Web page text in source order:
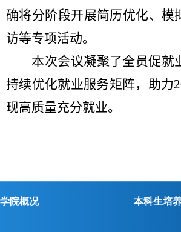
确将分阶段开展简历优化、模
访等专项活动。
本次会议凝聚了全员促就
持续优化就业服务矩阵，助力
现高质量充分就业。
学院概况 本科生培